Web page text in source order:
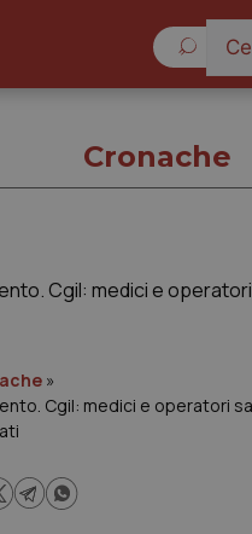
e Parlamento
Asl
Cronache
»
Cgil: medici e operatori